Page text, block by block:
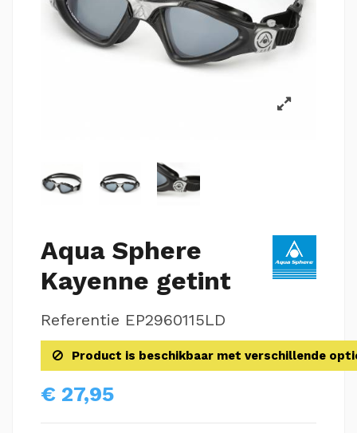
Aqua Sphere
Kayenne getint
Referentie EP2960115LD
Product is beschikbaar met verschillende
€ 27,95